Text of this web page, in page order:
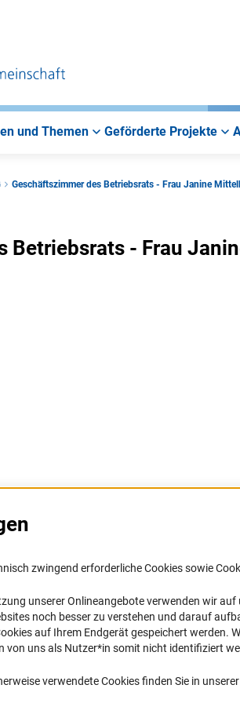
und Themen Geförderte Projekte
Geschäftszimmer des Betriebsrats - Frau Janine
Betriebsrats - Frau
und Corporate Design
mit
Erklärung zur
Barriere melden
zwingend erforderliche Cookies sowie
unserer Onlineangebote verwenden wir auf
noch besser zu verstehen und darauf
auf Ihrem Endgerät gespeichert werden.
von uns als Nutzer*in somit nicht identifiziert
verwendete Cookies finden Sie in unserer